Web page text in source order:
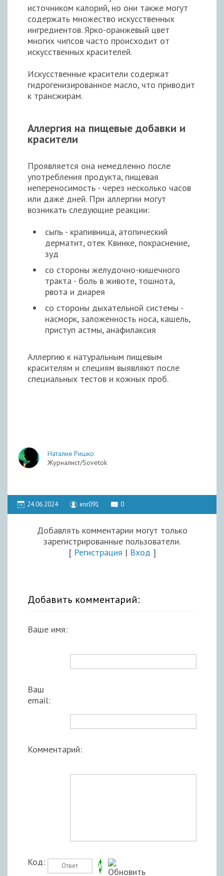
источником калорий, но они также могут
содержать множество искусственных
ингредиентов. Ярко-оранжевый цвет
многих чипсов часто происходит от
искусственных красителей.
Искусственные красители содержат
гидрогенизированное масло, что приводит
к трансжирам.
Аллергия на пищевые добавки и
красители
Проявляется она немедленно после
употребления продукта, пищевая
непереносимость - через несколько часов
или даже дней. При аллергии могут
возникать следующие реакции:
сыпь - крапивница, атопический
дерматит, отек Квинке, покраснение,
зуд
со стороны желудочно-кишечного
тракта - боль в животе, тошнота,
рвота и диарея
со стороны дыхательной системы -
насморк, заложенность носа, кашель,
приступ астмы, анафилаксия
Аллергию к натуральным пищевым
красителям и специям выявляют после
специальных тестов и кожных проб.
Наталия Ришко
Журналист/Sovetok
24.06.2024 enr091 0
Добавлять комментарии могут только
зарегистрированные пользователи.
[ Регистрация | Вход ]
Добавить комментарий:
Ваше имя:
Ваш
email:
Комментарий:
Код: